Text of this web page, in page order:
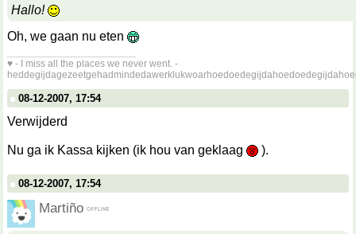
Hallo!
Oh, we gaan nu eten
♥ - I miss all the places we never went. -
08-12-2007, 17:54
Verwijderd
Nu ga ik Kassa kijken (ik hou van geklaag ).
08-12-2007, 17:54
Martiño